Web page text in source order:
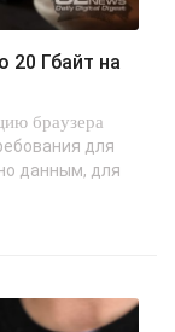
браузера
для
данным, для